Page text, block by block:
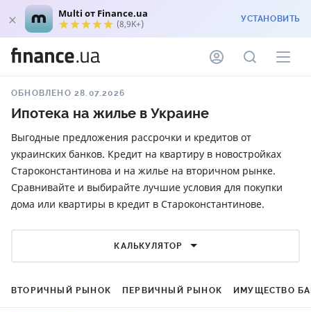
Multi от Finance.ua
(8,9K+) УСТАНОВИТЬ
ОБНОВЛЕНО 28.07.2026
Ипотека на жилье в Украине
Выгодные предложения рассрочки и кредитов от
украинских банков. Кредит на квартиру в новостройках
Староконстантинова и на жилье на вторичном рынке.
Сравнивайте и выбирайте лучшие условия для покупки
дома или квартиры в кредит в Староконстантинове.
КАЛЬКУЛЯТОР
ВТОРИЧНЫЙ РЫНОК ПЕРВИЧНЫЙ РЫНОК ИМУЩЕСТВО